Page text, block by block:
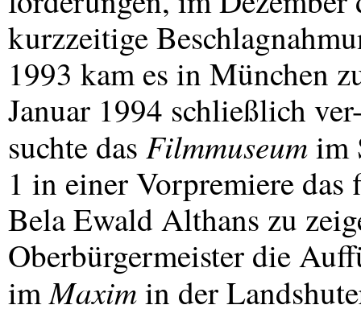
kurzzeitige
1993 kam es in München
Januar 1994 schließlich
suchte das Filmmuseumim
1 in einer Vorpremiere das
Bela Ewald Althans zu
Oberbürgermeister die
imMaximin der